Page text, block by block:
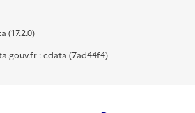
(17.2.0)
: cdata (7ad44f4)